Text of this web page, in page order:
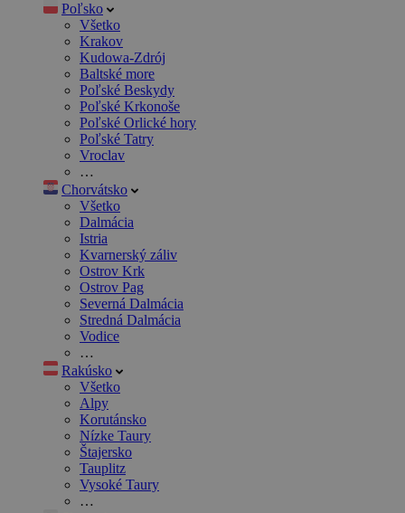
Poľsko
Všetko
Krakov
Kudowa-Zdrój
Baltské more
Poľské Beskydy
Poľské Krkonoše
Poľské Orlické hory
Poľské Tatry
Vroclav
…
Chorvátsko
Všetko
Dalmácia
Istria
Kvarnerský záliv
Ostrov Krk
Ostrov Pag
Severná Dalmácia
Stredná Dalmácia
Vodice
…
Rakúsko
Všetko
Alpy
Korutánsko
Nízke Taury
Štajersko
Tauplitz
Vysoké Taury
…